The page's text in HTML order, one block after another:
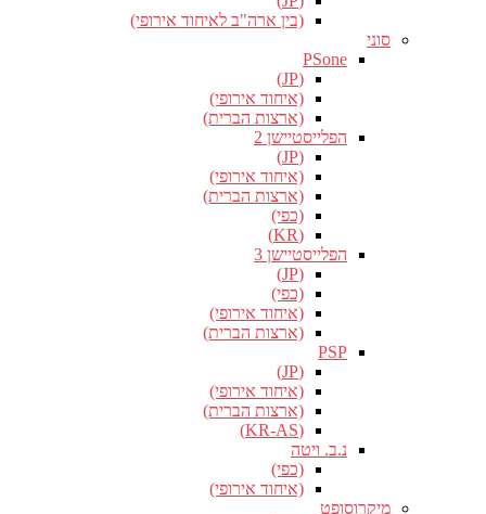
(בין ארה"ב לאיחוד אירופי)
סוני
PSone
(JP)
(איחוד אירופי)
(ארצות הברית)
הפלייסטיישן 2
(JP)
(איחוד אירופי)
(ארצות הברית)
(כפי)
(KR)
הפלייסטיישן 3
(JP)
(כפי)
(איחוד אירופי)
(ארצות הברית)
PSP
(JP)
(איחוד אירופי)
(ארצות הברית)
(KR-AS)
נ.ב. ויטה
(כפי)
(איחוד אירופי)
מיקרוסופט